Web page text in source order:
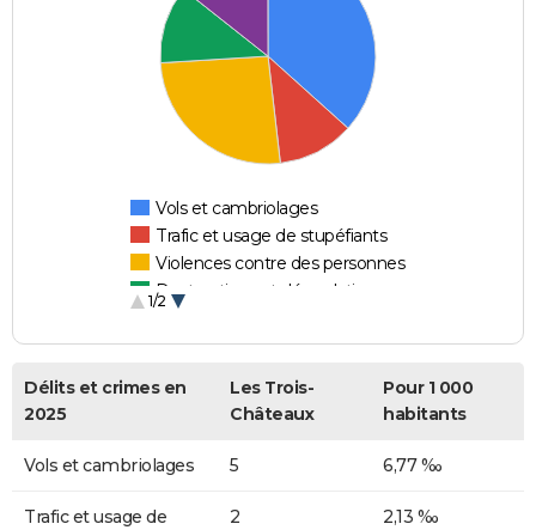
Vols et cambriolages
Trafic et usage de stupéfiants
Violences contre des personnes
Destructions et dégradations
1/2
Délits et crimes en
2025
Les Trois-
Châteaux
Pour 1 000
habitants
Vols et cambriolages 5 6,77 ‰
Trafic et usage de
2 2,13 ‰